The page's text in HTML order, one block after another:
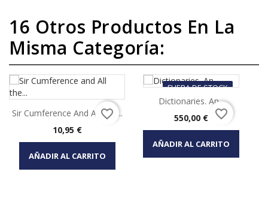
16 Otros Productos En La
Misma Categoría:
Sir Cumference And All The...
Precio
10,95 €
AÑADIR AL CARRITO
favorite_border
FUERA DE STOCK
Dictionaries. An...
Precio
550,00 €
AÑADIR AL CARRITO
favorite_border